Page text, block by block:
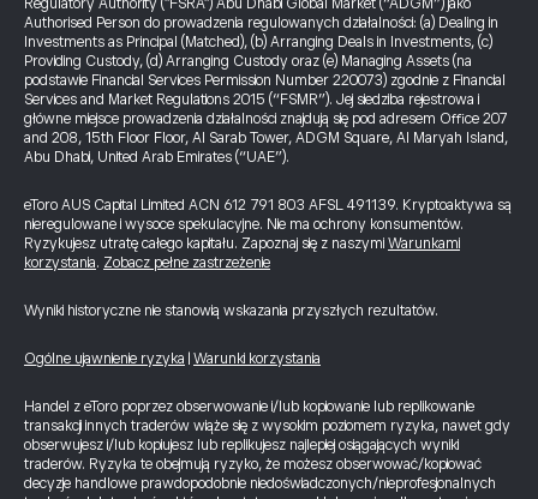
Regulatory Authority ("FSRA") Abu Dhabi Global Market (“ADGM”) jako
Authorised Person do prowadzenia regulowanych działalności: (a) Dealing in
Investments as Principal (Matched), (b) Arranging Deals in Investments, (c)
Providing Custody, (d) Arranging Custody oraz (e) Managing Assets (na
podstawie Financial Services Permission Number 220073) zgodnie z Financial
Services and Market Regulations 2015 (“FSMR”). Jej siedziba rejestrowa i
główne miejsce prowadzenia działalności znajdują się pod adresem Office 207
and 208, 15th Floor Floor, Al Sarab Tower, ADGM Square, Al Maryah Island,
Abu Dhabi, United Arab Emirates (“UAE”).
eToro AUS Capital Limited ACN 612 791 803 AFSL 491139. Kryptoaktywa są
nieregulowane i wysoce spekulacyjne. Nie ma ochrony konsumentów.
Ryzykujesz utratę całego kapitału. Zapoznaj się z naszymi Warunkami
korzystania. Zobacz pełne zastrzeżenie
Wyniki historyczne nie stanowią wskazania przyszłych rezultatów.
Ogólne ujawnienie ryzyka Warunki korzystania
Handel z eToro poprzez obserwowanie i/lub kopiowanie lub replikowanie
transakcji innych traderów wiąże się z wysokim poziomem ryzyka, nawet gdy
obserwujesz i/lub kopiujesz lub replikujesz najlepiej osiągających wyniki
traderów. Ryzyka te obejmują ryzyko, że możesz obserwować/kopiować
decyzje handlowe prawdopodobnie niedoświadczonych/nieprofesjonalnych